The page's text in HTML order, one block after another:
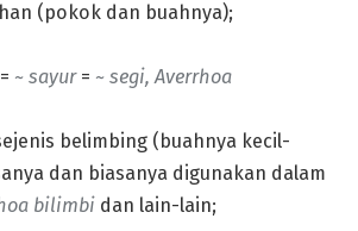
(pokok dan buahnya);
= ~ sayur = ~ segi, Averrhoa
belimbing (buahnya kecil-
dan biasanya digunakan dalam
bilimbi dan lain-lain;